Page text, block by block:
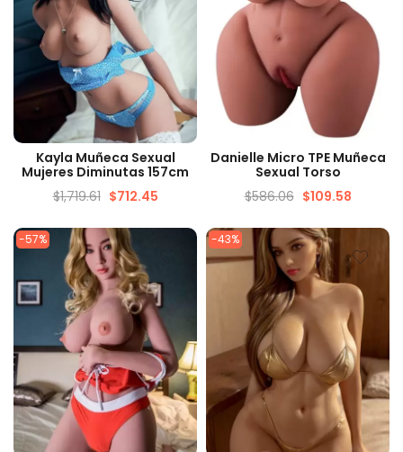
VISTA RÁPIDA
Kayla Muñeca Sexual
Mujeres Diminutas 157cm
$1,719.61 $712.45
VISTA RÁPIDA
Danielle Micro TPE Muñeca
Sexual Torso
$586.06 $109.58
-57% -43%